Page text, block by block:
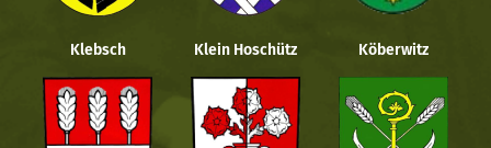
Klebsch Klein Hoschütz Köberwitz